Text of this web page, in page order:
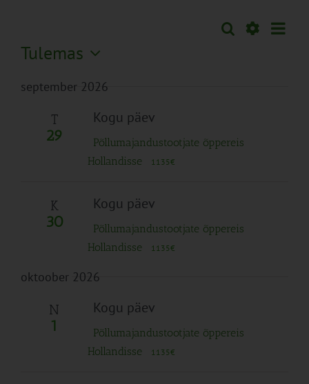
Sündmused
Otsi
Tulemas
kuupäev.
september 2026
T
29
Kogu päev
Põllumajandustootjate õppereis
Hollandisse
1135€
K
30
Kogu päev
Põllumajandustootjate õppereis
Hollandisse
1135€
oktoober 2026
N
1
Kogu päev
Põllumajandustootjate õppereis
Hollandisse
1135€